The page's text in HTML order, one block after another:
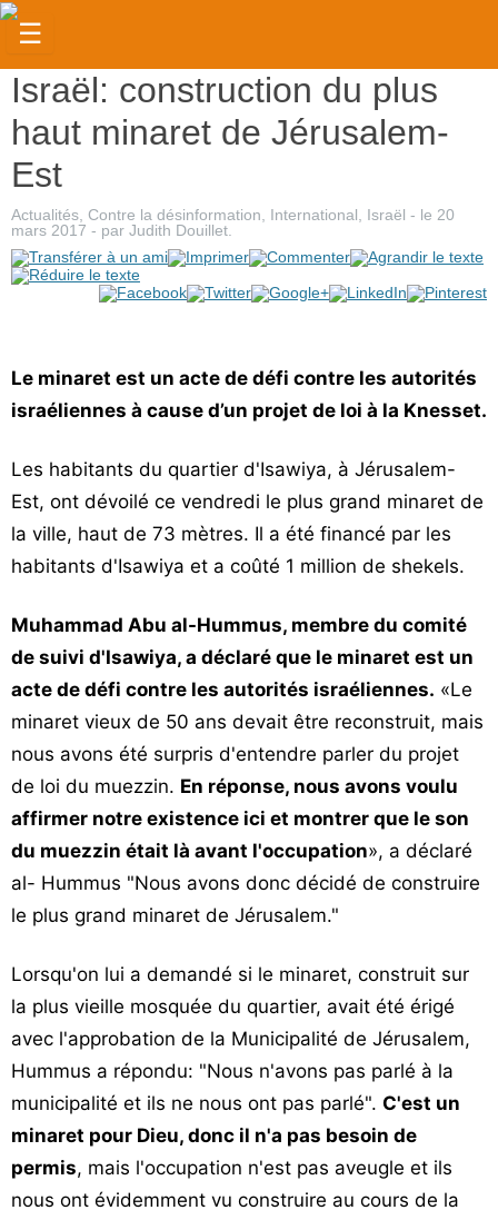
☰
Actualités
Judaïsme
Magazine
Sorties
Culture
High-
Tech
Cuisine
Vos
chroniques
bonnes
adresses
Israël: construction du plus
haut minaret de Jérusalem-
Est
Actualités Contre la désinformation International Israël - le 20
mars 2017 - par Judith Douillet
Le minaret est un acte de défi contre les autorités
israéliennes à cause d’un projet de loi à la Knesset.
Les habitants du quartier d'Isawiya, à Jérusalem-
Est, ont dévoilé ce vendredi le plus grand minaret de
la ville, haut de 73 mètres. Il a été financé par les
habitants d'Isawiya et a coûté 1 million de shekels.
Muhammad Abu al-Hummus, membre du comité
de suivi d'Isawiya, a déclaré que le minaret est un
acte de défi contre les autorités israéliennes. «Le
minaret vieux de 50 ans devait être reconstruit, mais
nous avons été surpris d'entendre parler du projet
de loi du muezzin. En réponse, nous avons voulu
affirmer notre existence ici et montrer que le son
du muezzin était là avant l'occupation», a déclaré
al- Hummus "Nous avons donc décidé de construire
le plus grand minaret de Jérusalem."
Lorsqu'on lui a demandé si le minaret, construit sur
la plus vieille mosquée du quartier, avait été érigé
avec l'approbation de la Municipalité de Jérusalem,
Hummus a répondu: "Nous n'avons pas parlé à la
municipalité et ils ne nous ont pas parlé". C'est un
minaret pour Dieu, donc il n'a pas besoin de
permis, mais l'occupation n'est pas aveugle et ils
nous ont évidemment vu construire au cours de la